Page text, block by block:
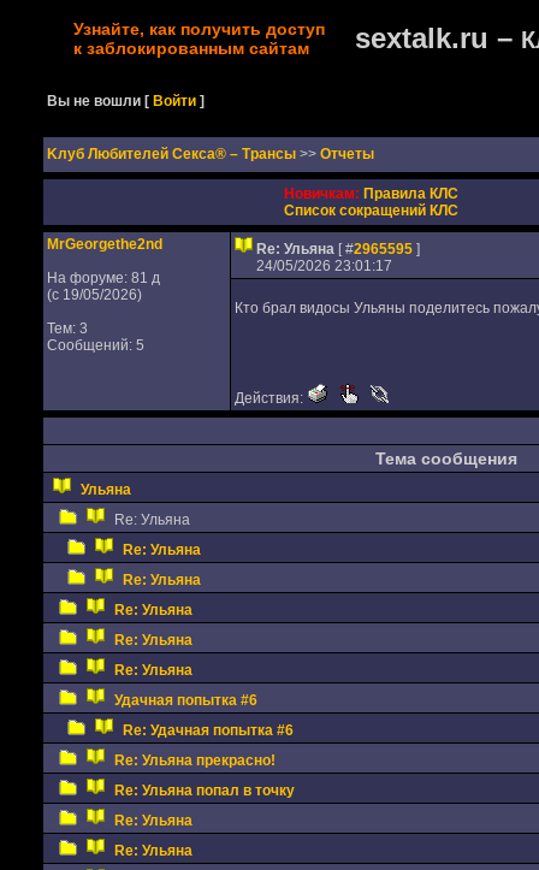
Узнайте, как получить доступ
к заблокированным сайтам
sextalk.ru –
Вы не вошли [Войти ]
Kлуб Любителей Секса® – Трансы >> Отчеты
Новичкам: Правила КЛС
Список сокращений КЛС
MrGeorgethe2nd
На форуме: 81 д
(с 19/05/2026)
Тем: 3
Сообщений: 5
Re: Ульяна [ #2965595]
24/05/2026 23:01:17
Кто брал видосы Ульяны поделитесь
Действия:
Тема сообщения
Ульяна
Re: Ульяна
Re: Ульяна
Re: Ульяна
Re: Ульяна
Re: Ульяна
Re: Ульяна
Удачная попытка #6
Re: Удачная попытка #6
Re: Ульяна прекрасно!
Re: Ульяна попал в точку
Re: Ульяна
Re: Ульяна